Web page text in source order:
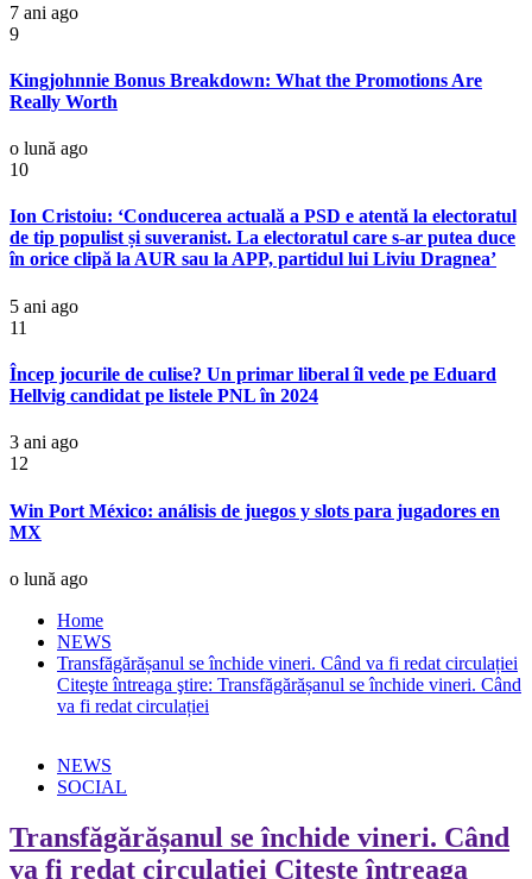
7 ani ago
9
Kingjohnnie Bonus Breakdown: What the Promotions Are
Really Worth
o lună ago
10
Ion Cristoiu: ‘Conducerea actuală a PSD e atentă la electoratul
de tip populist și suveranist. La electoratul care s-ar putea duce
în orice clipă la AUR sau la APP, partidul lui Liviu Dragnea’
5 ani ago
11
Încep jocurile de culise? Un primar liberal îl vede pe Eduard
Hellvig candidat pe listele PNL în 2024
3 ani ago
12
Win Port México: análisis de juegos y slots para jugadores en
MX
o lună ago
Home
NEWS
Transfăgărășanul se închide vineri. Când va fi redat circulației
Citeşte întreaga ştire: Transfăgărășanul se închide vineri. Când
va fi redat circulației
NEWS
SOCIAL
Transfăgărășanul se închide vineri. Când
va fi redat circulației Citeşte întreaga